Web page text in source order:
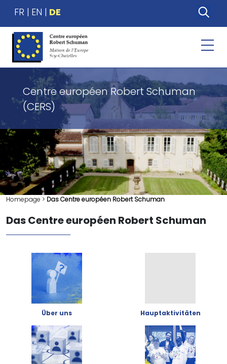
FR EN DE
Centre européen Robert Schuman
(CERS)
Homepage > Das Centre européen Robert Schuman
Das Centre européen Robert Schuman
Über uns Hauptaktivitäten